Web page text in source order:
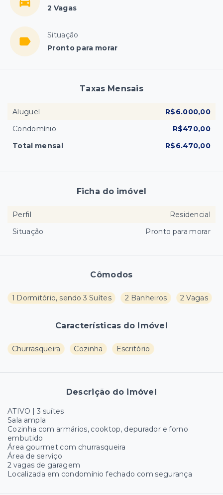
2 Vagas
Situação
Pronto para morar
Cômodos
1 Dormitório, sendo 3 Suítes 2 Banheiros 2 Vagas
Características do Imóvel
Churrasqueira Cozinha Escritório
Descrição do imóvel
ATIVO | 3 suítes
Sala ampla
Cozinha com armários, cooktop, depurador e forno
embutido
Área gourmet com churrasqueira
Área de serviço
2 vagas de garagem
Localizada em condomínio fechado com segurança
Taxas Mensais
Aluguel
R$6.000,00
Condomínio
R$470,00
Total mensal
R$6.470,00
Ficha do imóvel
Perfil
Residencial
Situação
Pronto para morar